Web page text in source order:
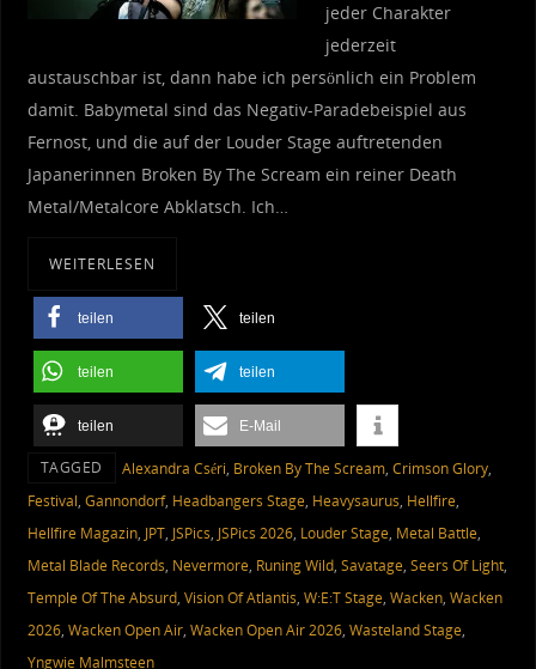
jeder Charakter
jederzeit
austauschbar ist, dann habe ich persönlich ein Problem
damit. Babymetal sind das Negativ-Paradebeispiel aus
Fernost, und die auf der Louder Stage auftretenden
Japanerinnen Broken By The Scream ein reiner Death
Metal/Metalcore Abklatsch. Ich…
WEITERLESEN
teilen teilen
teilen teilen
teilen E-Mail
TAGGED Alexandra Cséri, Broken By The Scream, Crimson Glory,
Festival, Gannondorf, Headbangers Stage, Heavysaurus, Hellfire,
Hellfire Magazin, JPT, JSPics, JSPics 2026, Louder Stage, Metal Battle,
Metal Blade Records, Nevermore, Runing Wild, Savatage, Seers Of Light,
Temple Of The Absurd, Vision Of Atlantis, W:E:T Stage, Wacken, Wacken
2026, Wacken Open Air, Wacken Open Air 2026, Wasteland Stage,
Yngwie Malmsteen